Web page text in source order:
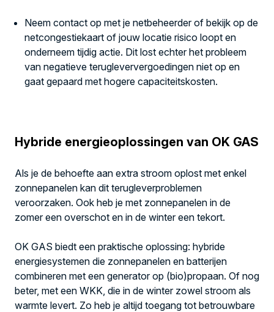
Neem contact op met je netbeheerder of bekijk op de
netcongestiekaart of jouw locatie risico loopt en
onderneem tijdig actie. Dit lost echter het probleem
van negatieve terugleververgoedingen niet op en
gaat gepaard met hogere capaciteitskosten.
Hybride energieoplossingen van OK GAS
Als je de behoefte aan extra stroom oplost met enkel
zonnepanelen kan dit terugleverproblemen
veroorzaken. Ook heb je met zonnepanelen in de
zomer een overschot en in de winter een tekort.
OK GAS biedt een praktische oplossing: hybride
energiesystemen die zonnepanelen en batterijen
combineren met een generator op (bio)propaan. Of nog
beter, met een WKK, die in de winter zowel stroom als
warmte levert. Zo heb je altijd toegang tot betrouwbare